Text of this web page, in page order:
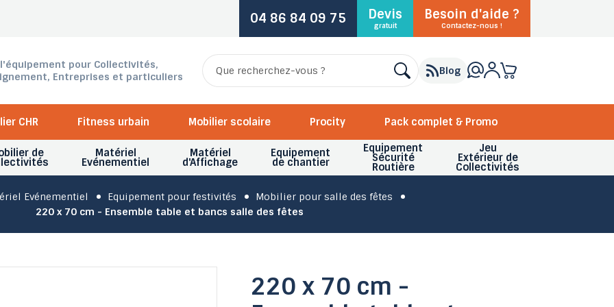
04 86 84 09 75 Devis
gratuit
Besoin d'aide ?
Contactez-nous !
pour Collectivités,
Entreprises et particuliers
Blog
CHR Fitness urbain Mobilier scolaire Procity Pack complet & Promo
de Matériel
Evénementiel
Matériel
d'Affichage
Equipement
de chantier
Equipement
Sécurité
Routière
Jeu
Extérieur de
Collectivités
Evénementiel Equipement pour festivités
Mobilier pour salle des fêtes
220 x 70 cm - Ensemble table et bancs salle des fêtes
220 x 70 cm -